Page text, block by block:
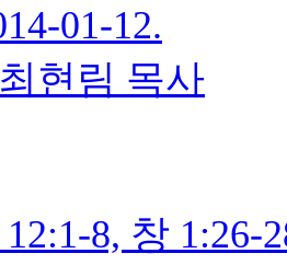
01-12.
현림 목사
8, 창 1:26-